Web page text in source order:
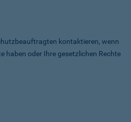
kontaktieren, wenn
haben oder Ihre gesetzlichen Rechte